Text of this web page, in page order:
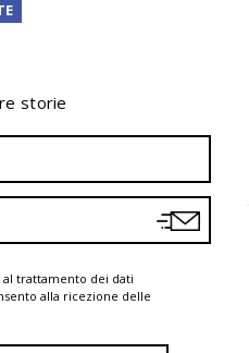
storie
al trattamento dei dati
alla ricezione delle